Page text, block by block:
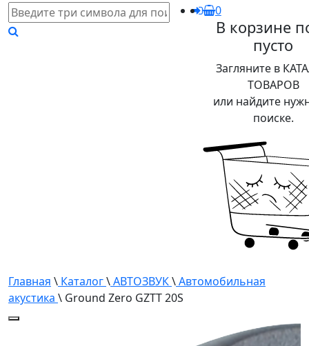
0
В корзине
пусто
Загляните в
ТОВАРОВ
или найдите
поиске.
Главная \ Каталог\АВТОЗВУК\Автомобильная
акустика \ Ground Zero GZTT 20S